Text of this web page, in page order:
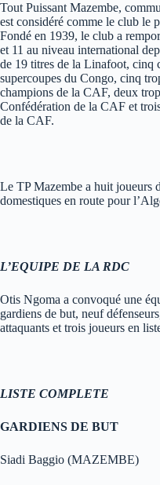
Tout Puissant Mazembe,
est considéré comme le club le
Fondé en 1939, le club a
et 11 au niveau international
de 19 titres de la Linafoot, cinq
supercoupes du Congo, cinq
champions de la CAF, deux
Confédération de la CAF et
de la CAF.
Le TP Mazembe a huit joueurs
domestiques en route pour
L’EQUIPE DE LA RDC
Otis Ngoma a convoqué une
gardiens de but, neuf
attaquants et trois joueurs en
LISTE COMPLETE
GARDIENS DE BUT
Siadi Baggio (MAZEMBE)